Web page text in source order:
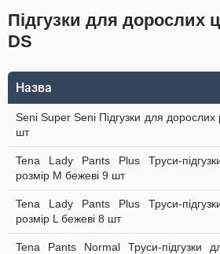
Підгузки для дорослих
DS
Назва
Seni Super Seni Підгузки для дорослих
шт
Tena Lady Pants Plus Труси-
розмір M бежеві 9 шт
Tena Lady Pants Plus Труси-
розмір L бежеві 8 шт
Tena Pants Normal Труси-підгузки